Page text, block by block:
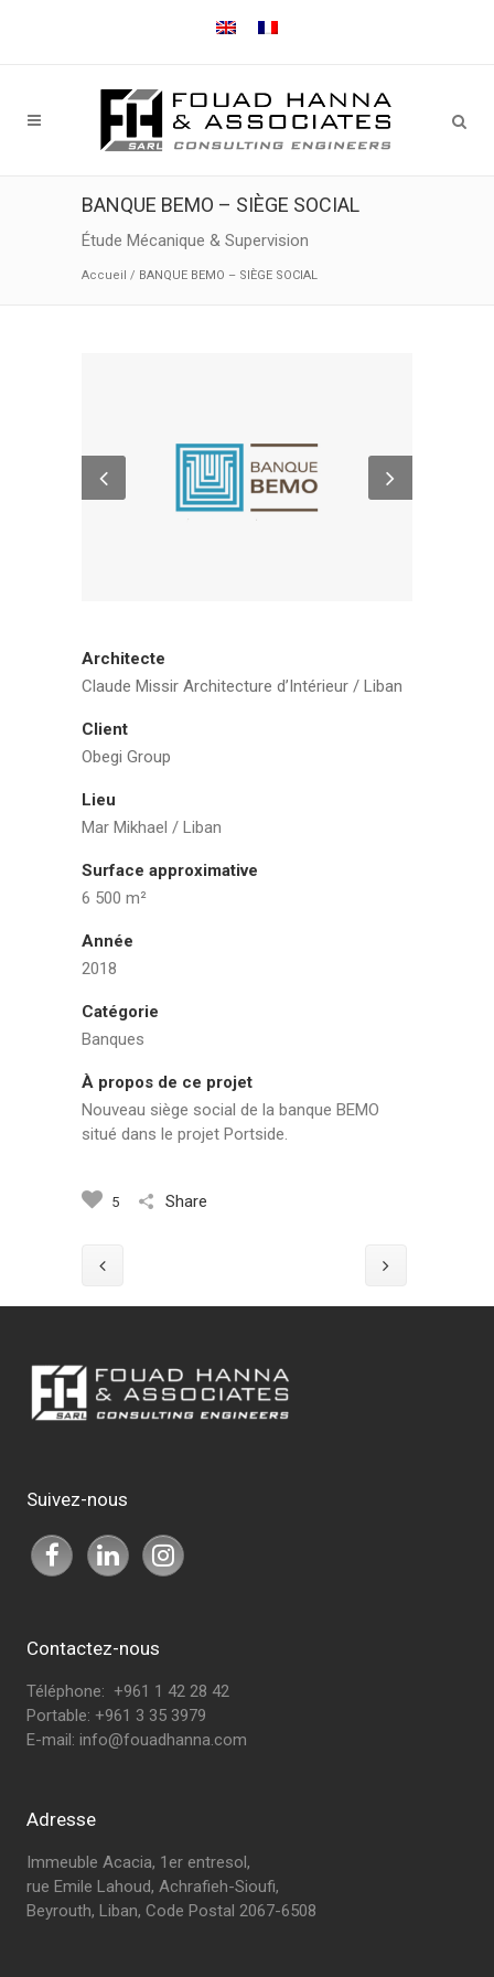
BANQUE BEMO – SIÈGE SOCIAL
Étude Mécanique & Supervision
Accueil / BANQUE BEMO – SIÈGE SOCIAL
Architecte
Claude Missir Architecture d’Intérieur / Liban
Client
Obegi Group
Lieu
Mar Mikhael / Liban
Surface approximative
6 500 m²
Année
2018
Catégorie
Banques
À propos de ce projet
Nouveau siège social de la banque BEMO
situé dans le projet Portside.
Share
5
Suivez-nous
Contactez-nous
Téléphone: +961 1 42 28 42
Portable: +961 3 35 3979
E-mail: info@fouadhanna.com
Adresse
Immeuble Acacia, 1er entresol,
rue Emile Lahoud, Achrafieh-Sioufi,
Beyrouth, Liban, Code Postal 2067-6508